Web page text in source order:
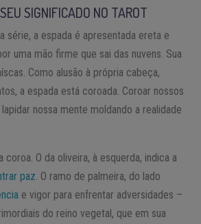
SIGNIFICADO NO TAROT
série, a espada é apresentada ereta e
uma mão firme que sai das nuvens. Sua
Como alusão à própria cabeça,
a espada está coroada. Coroar nossos
nossa mente moldando a realidade
coroa. O da oliveira, à esquerda, indica a
paz . O ramo de palmeira, do lado
e vigor para enfrentar adversidades –
do reino vegetal, que em sua